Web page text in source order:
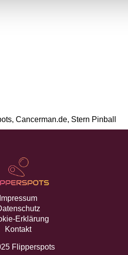
Cancerman.de, Stern Pinball
Impressum
Erklärung
Kontakt
Flipperspots